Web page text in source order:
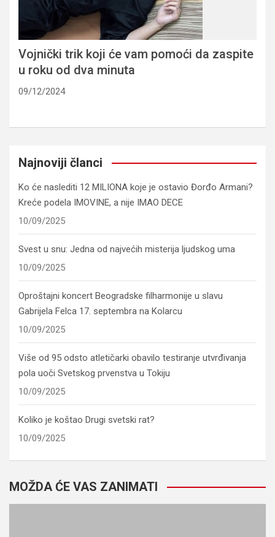
Vojnički trik koji će vam pomoći da zaspite
u roku od dva minuta
09/12/2024
Najnoviji članci
Ko će naslediti 12 MILIONA koje je ostavio Đorđo Armani?
Kreće podela IMOVINE, a nije IMAO DECE
10/09/2025
Svest u snu: Jedna od najvećih misterija ljudskog uma
10/09/2025
Oproštajni koncert Beogradske filharmonije u slavu
Gabrijela Felca 17. septembra na Kolarcu
10/09/2025
Više od 95 odsto atletičarki obavilo testiranje utvrđivanja
pola uoči Svetskog prvenstva u Tokiju
10/09/2025
Koliko je koštao Drugi svetski rat?
10/09/2025
MOŽDA ĆE VAS ZANIMATI